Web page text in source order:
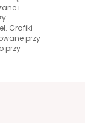
i
Grafiki
przy
przy